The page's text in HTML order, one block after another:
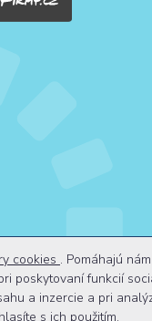
cookies . Pomáhajú
poskytovaní funkcií
a inzercie a pri
s ich použitím.